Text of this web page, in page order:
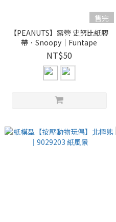
售完
【PEANUTS】露營 史努比紙膠
帶．Snoopy｜Funtape
NT$50